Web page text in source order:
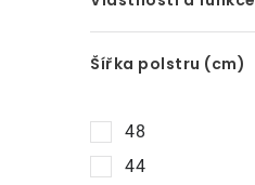
e
l
Šířka polstru (cm)
48
44